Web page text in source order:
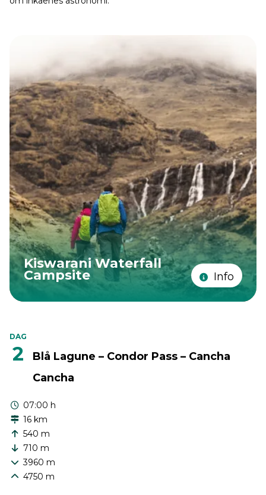
Kiswarani Waterfall
Campsite Info
DAG
2
Blå Lagune – Condor Pass – Cancha
Cancha
07:00 h
16 km
540 m
710 m
3960 m
4750 m